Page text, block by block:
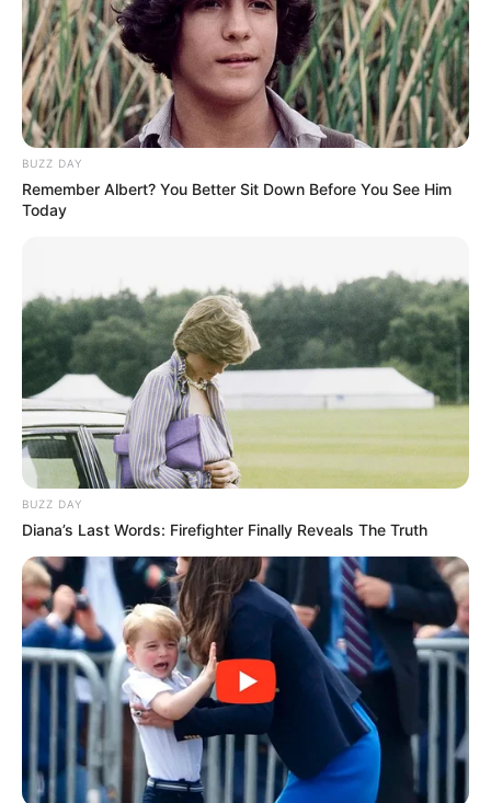
BUZZ DAY
Remember Albert? You Better Sit Down Before You See Him
Today
BUZZ DAY
Diana’s Last Words: Firefighter Finally Reveals The Truth